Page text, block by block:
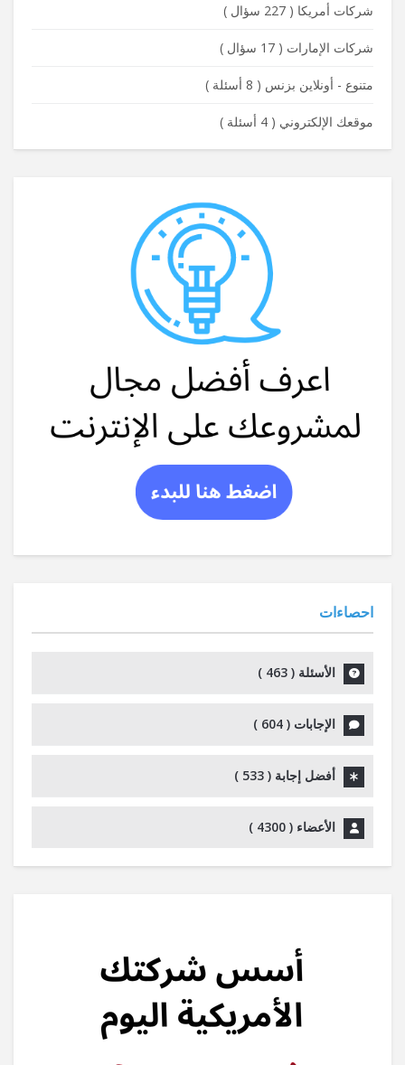
شركات أمريكا ( 227 سؤال )
شركات الإمارات ( 17 سؤال )
متنوع - أونلاين بزنس ( 8 أسئلة )
موقعك الإلكتروني ( 4 أسئلة )
احصاءات
الأسئلة ( 463
)
الإجابات ( 604
)
أفضل إجابة ( 533
)
الأعضاء ( 4300
)